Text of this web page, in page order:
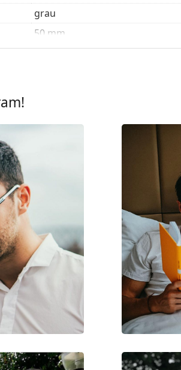
ideal zum Reinigen und Pflegen der
eines Tuchs geliefert werden.
grau
50 mm
57 mm
145 mm
17 mm
50 g
Ja